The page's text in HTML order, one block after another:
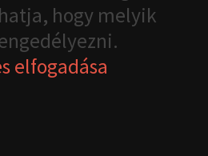
hogy melyik
elfogadása